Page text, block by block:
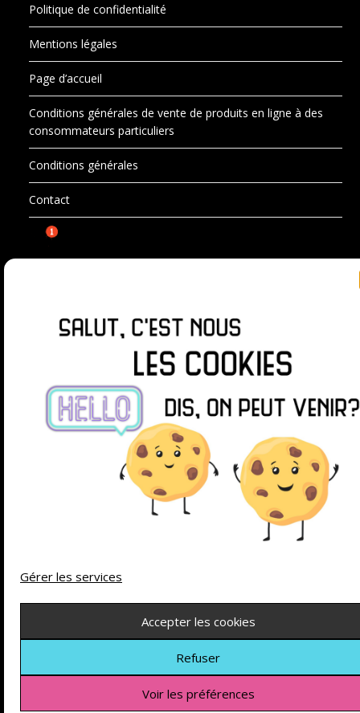
Gérer les services
Accepter les cookies
Refuser
Voir les préférences
Politique de confidentialité
Mentions légales
Page d’accueil
Conditions générales de vente de produits en ligne à des
consommateurs particuliers
Conditions générales
Contact
SUIVEZ-MOI SUR
© 2026 La chasse aux jeux| Powered byMinimalist